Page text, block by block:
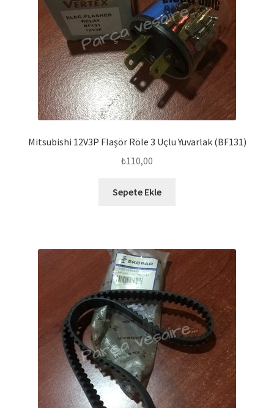
Mitsubishi 12V3P Flaşör Röle 3 Uçlu Yuvarlak (BF131)
₺110,00
Sepete Ekle